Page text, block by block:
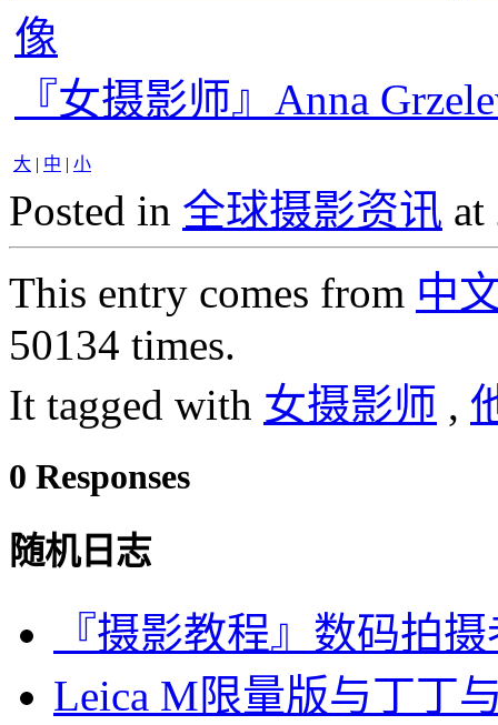
像
『女摄影师』Anna
大 | 中 | 小
Posted in 全球摄影资讯 at
This entry comes from 中
50134 times.
It tagged with 女摄影师 ,
0 Responses
随机日志
『摄影教程』数码拍
Leica M限量版与丁丁